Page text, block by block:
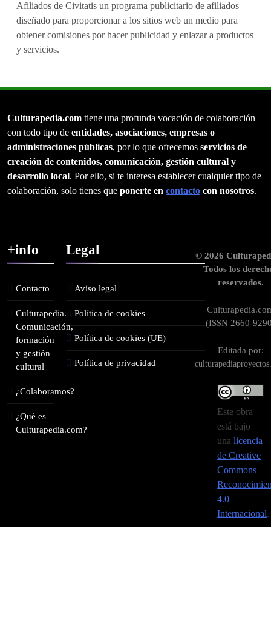
Afiliados de Civitatis un programa publicitario de afiliados
diseñado para proporcionar a los sitios web un medio para
obtener comisiones por hacer publicidad y enlazar a productos
y servicios.
Culturapedia.com tiene una profunda vocación de colaboración
con todo tipo de entidades, asociaciones, empresas o
administraciones públicas, por lo que ofrecemos servicios de
creación de contenidos, comunicación, gestión cultural y
desarrollo local. Por ello, si te interesa establecer cualquier tipo de
colaboración, solo tienes que ponerte en contacto con nosotros.
+info
Contacto
Culturapedia.
Comunicación,
formación
y gestión
cultural
¿Colaboramos?
¿Qué es
Culturapedia.com?
Legal
Aviso legal
Política de cookies
Política de cookies (UE)
Política de privacidad
© 2026
Todos los
reservados.
(ISSN 2660-
Editada por:
Este obra
está bajo
unalicencia
de Creative
Commons
4.0
Internacional.